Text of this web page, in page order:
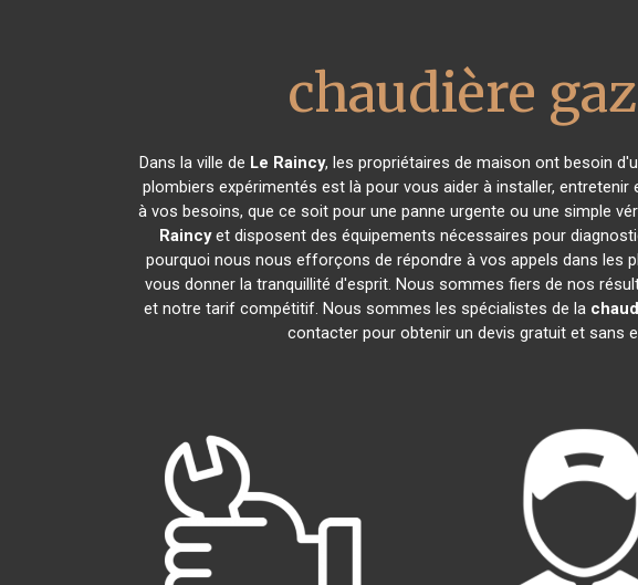
chaudière
Dans la ville de Le Raincy, les propriétaires de maison ont besoin
plombiers expérimentés est là pour vous aider à installer,
à vos besoins, que ce soit pour une panne urgente ou une simple
Raincyet disposent des équipements nécessaires pour
pourquoi nous nous efforçons de répondre à vos appels dans
vous donner la tranquillité d'esprit. Nous sommes fiers de nos
et notre tarif compétitif. Nous sommes les spécialistes de la
contacter pour obtenir un devis gratuit et sans